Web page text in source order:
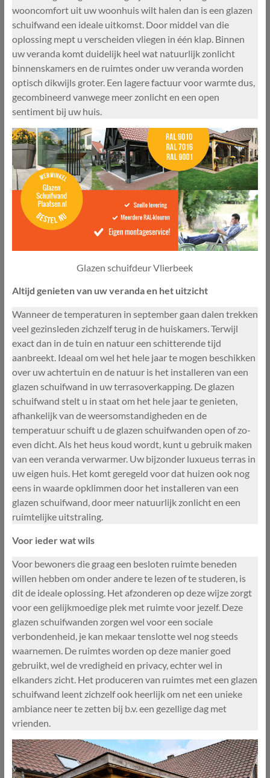
wooncomfort uit uw woonhuis wilt halen dan is een glazen
schuifwand een ideale uitkomst. Door middel van die
oplossing mept u verscheiden vliegen in één klap. Binnen
uw veranda komt duidelijk heel wat natuurlijk zonlicht
binnenskamers en de ruimtes onder uw veranda worden
optisch dikwijls groter. Een lagere factuur voor warmte dus,
gecombineerd vanwege meer zonlicht en een open
sentiment bij uw huis.
Glazen schuifdeur Vlierbeek
Altijd genieten van uw veranda en het uitzicht
Wanneer de temperaturen in september gaan dalen trekken
veel gezinsleden zichzelf terug in de huiskamers. Terwijl
exact dan in de tuin en natuur een schitterende tijd
aanbreekt. Ideaal om wel het hele jaar te mogen beschikken
over uw achtertuin en de natuur is het installeren van een
glazen schuifwand in uw terrasoverkapping. De glazen
schuifwand stelt u in staat om het hele jaar te genieten,
afhankelijk van de weersomstandigheden en de
temperatuur schuift u de glazen schuifwanden open of zo-
even dicht. Als het heus koud wordt, kunt u gebruik maken
van een veranda verwarmer. Uw bijzonder luxueus terras in
uw eigen huis. Het komt geregeld voor dat huizen ook nog
eens in waarde opklimmen door het installeren van een
glazen schuifwand, door meer natuurlijk zonlicht en een
ruimtelijke uitstraling.
Voor ieder wat wils
Voor bewoners die graag een besloten ruimte beneden
willen hebben om onder andere te lezen of te studeren, is
dit de ideale oplossing. Het afzonderen op deze wijze zorgt
voor een gelijkmoedige plek met ruimte voor jezelf. Deze
glazen schuifwanden zorgen wel voor een sociale
verbondenheid, je kan mekaar tenslotte wel nog steeds
waarnemen. De ruimtes worden op deze manier goed
gebruikt, wel de vredigheid en privacy, echter wel in
elkanders zicht. Het produceren van ruimtes met een glazen
schuifwand leent zichzelf ook heerlijk om net een unieke
ambiance neer te zetten bij b.v. een gezellige dag met
vrienden.